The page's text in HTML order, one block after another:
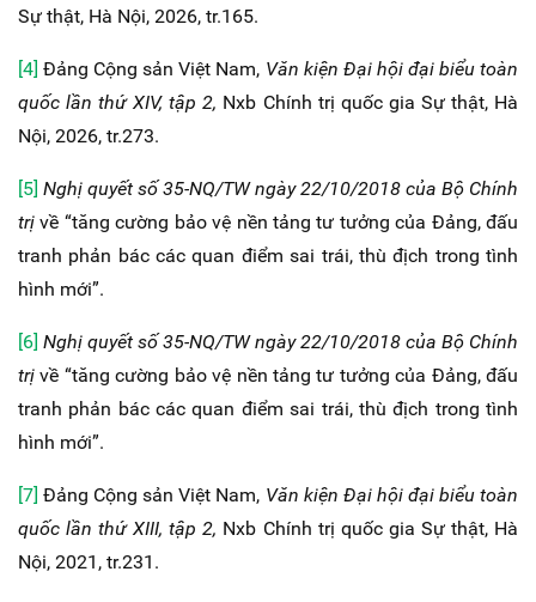
Sự thật, Hà Nội, 2026, tr.165.
[4] Đảng Cộng sản Việt Nam, Văn kiện Đại hội đại biểu toàn
quốc lần thứ XIV, tập 2, Nxb Chính trị quốc gia Sự thật, Hà
Nội, 2026, tr.273.
[5] Nghị quyết số 35-NQ/TW ngày 22/10/2018 của Bộ Chính
trị về “tăng cường bảo vệ nền tảng tư tưởng của Đảng, đấu
tranh phản bác các quan điểm sai trái, thù địch trong tình
hình mới”.
[6] Nghị quyết số 35-NQ/TW ngày 22/10/2018 của Bộ Chính
trị về “tăng cường bảo vệ nền tảng tư tưởng của Đảng, đấu
tranh phản bác các quan điểm sai trái, thù địch trong tình
hình mới”.
[7] Đảng Cộng sản Việt Nam, Văn kiện Đại hội đại biểu toàn
quốc lần thứ XIII, tập 2, Nxb Chính trị quốc gia Sự thật, Hà
Nội, 2021, tr.231.